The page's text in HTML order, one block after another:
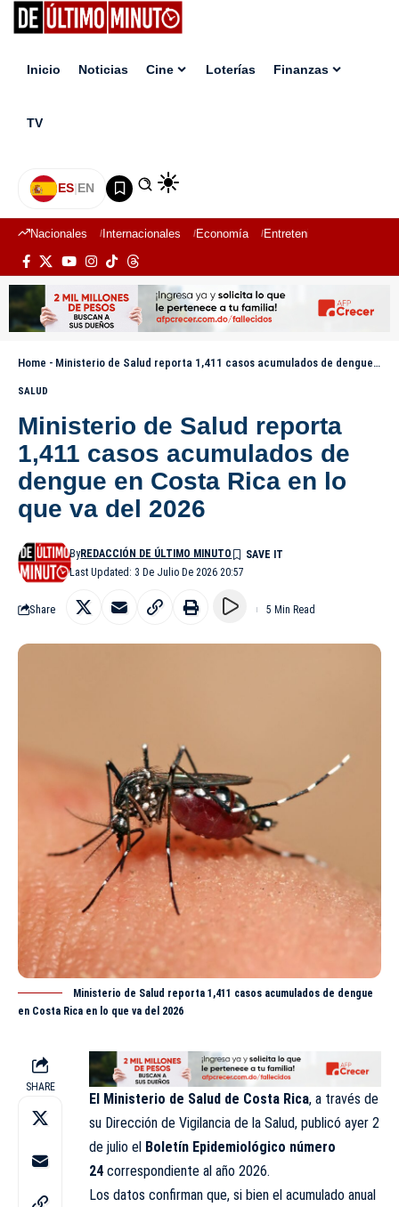
Inicio Noticias Cine Loterías Finanzas
TV
ES|EN
Nacionales Internacionales Economía Entretenimiento
Home - Ministerio de Salud reporta 1,411 casos acumulados de dengue en Costa Rica en lo que va del 2026
SALUD
Ministerio de Salud reporta
1,411 casos acumulados de
dengue en Costa Rica en lo
que va del 2026
Last Updated: 3 De Julio De 2026 20:57
ByREDACCIÓN DE ÚLTIMO MINUTO
Share 5 Min Read
Ministerio de Salud reporta 1,411 casos acumulados de dengue
en Costa Rica en lo que va del 2026
SHARE
El Ministerio de Salud de Costa Rica, a través de
su Dirección de Vigilancia de la Salud, publicó ayer 2
de julio el Boletín Epidemiológico número
24 correspondiente al año 2026.
Los datos confirman que, si bien el acumulado anual